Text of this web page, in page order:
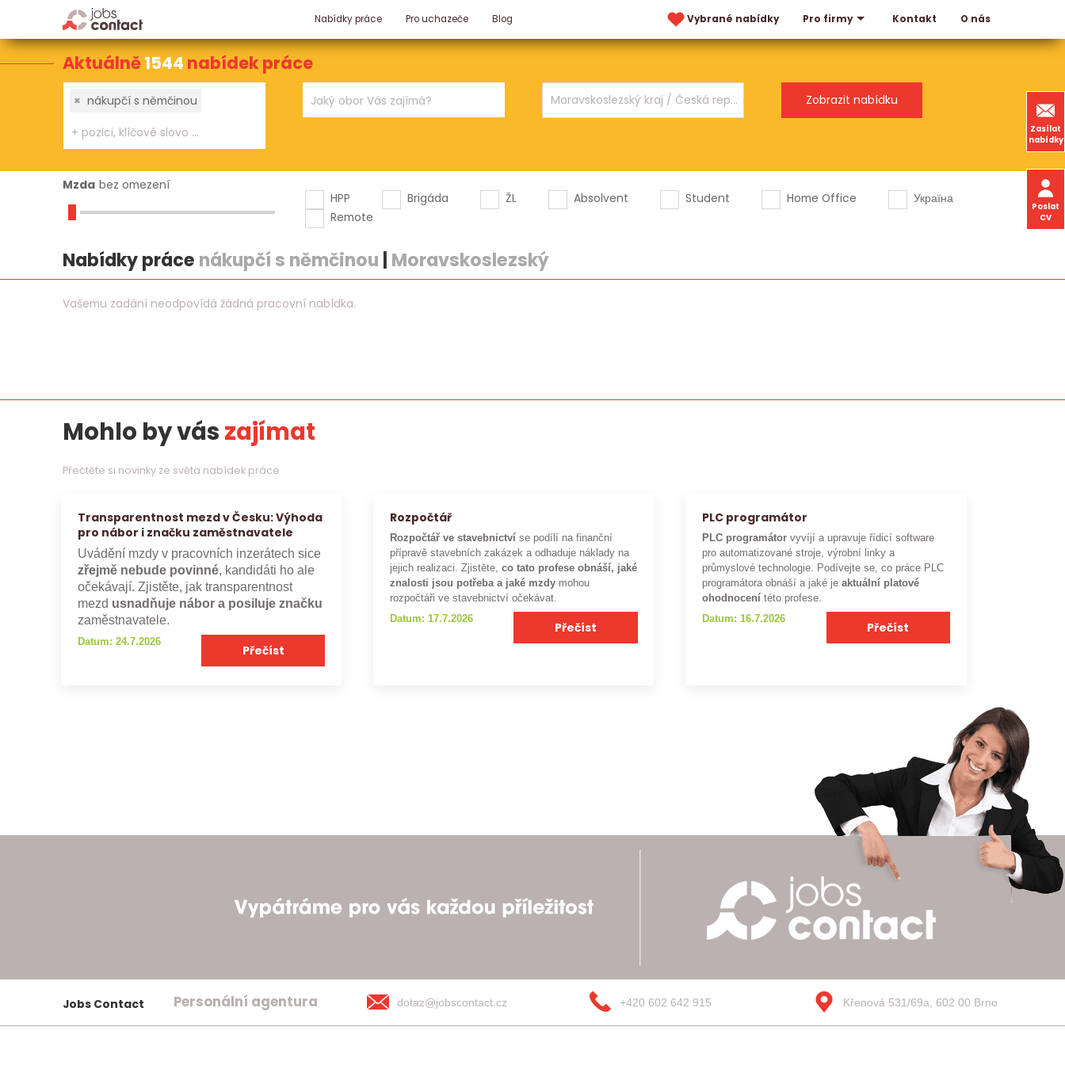
Nabídky práce Pro uchazeče Blog Vybrané nabídky Pro firmy Kontakt O nás
Zasílat
nabídky
Poslat
CV
Aktuálně1544 nabídek práce
× nákupčí s němčinou
Mzda bez omezení
HPP
Brigáda ŽL Absolvent Student Home Office
Україна
Remote
Nabídky práce nákupčí s němčinou Moravskoslezský
Vašemu zadání neodpovídá žádná pracovní nabídka.
Mohlo by vászajímat
Přečtěte si novinky ze světa nabídek práce
Transparentnost mezd v Česku: Výhoda
pro nábor i značku zaměstnavatele
Uvádění mzdy v pracovních inzerátech sice
zřejmě nebude povinné, kandidáti ho ale
očekávají. Zjistěte, jak transparentnost
mezd usnadňuje nábor a posiluje značku
zaměstnavatele.
Datum: 24.7.2026
Přečíst
Rozpočtář
Rozpočtář ve stavebnictví se podílí na finanční
přípravě stavebních zakázek a odhaduje náklady na
jejich realizaci. Zjistěte,co tato profese obnáší, jaké
znalosti jsou potřeba a jaké mzdy mohou
rozpočtáři ve stavebnictví očekávat.
Datum: 17.7.2026
Přečíst
PLC programátor
PLC programátor vyvíjí a upravuje řídicí software
pro automatizované stroje, výrobní linky a
průmyslové technologie. Podívejte se, co práce PLC
programátora obnáší a jaké je aktuální platové
ohodnocení této profese.
Datum: 16.7.2026
Přečíst
Jobs Contact Personální agentura dotaz@jobscontact.cz +420 602 642 915 Křenová 531/69a, 602 00 Brno